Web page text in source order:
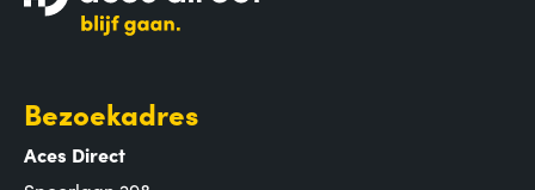
Bezoekadres
Aces Direct